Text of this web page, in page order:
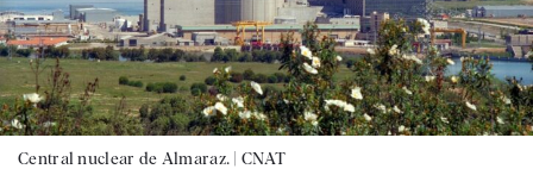
Central nuclear de Almaraz. |CNAT